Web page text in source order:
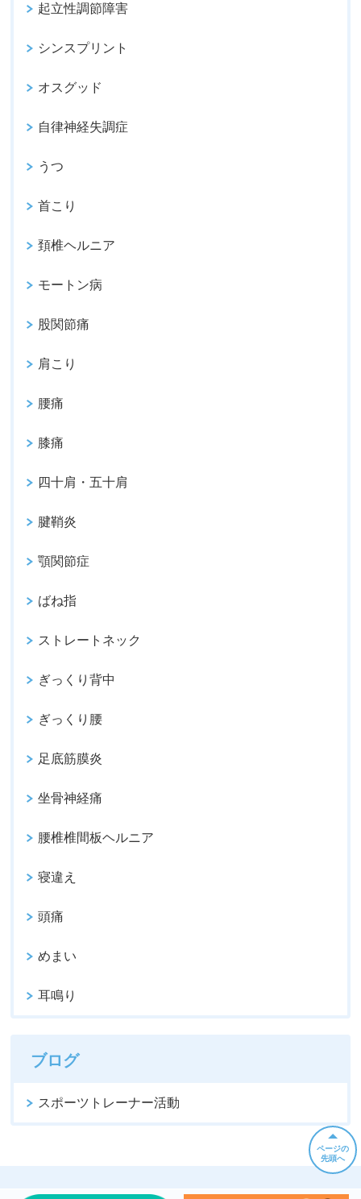
起立性調節障害
シンスプリント
オスグッド
自律神経失調症
うつ
首こり
頚椎ヘルニア
モートン病
股関節痛
肩こり
腰痛
膝痛
四十肩・五十肩
腱鞘炎
顎関節症
ばね指
ストレートネック
ぎっくり背中
ぎっくり腰
足底筋膜炎
坐骨神経痛
腰椎椎間板ヘルニア
寝違え
頭痛
めまい
耳鳴り
ブログ
スポーツトレーナー活動
ページの
先頭へ